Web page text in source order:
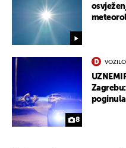
8
VOZILO
poginula